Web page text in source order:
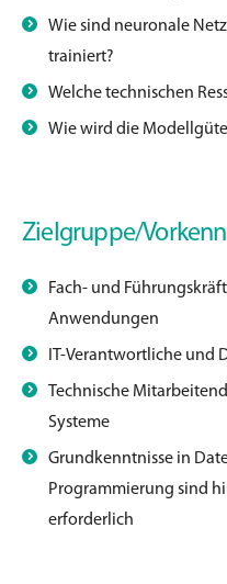
Wie sind neuronale
trainiert?
Welche technischen
Wie wird die
Zielgruppe/
Fach- und
Anwendungen
IT-Verantwortliche und
Technische
Systeme
Grundkenntnisse in
Programmierung sind
erforderlich